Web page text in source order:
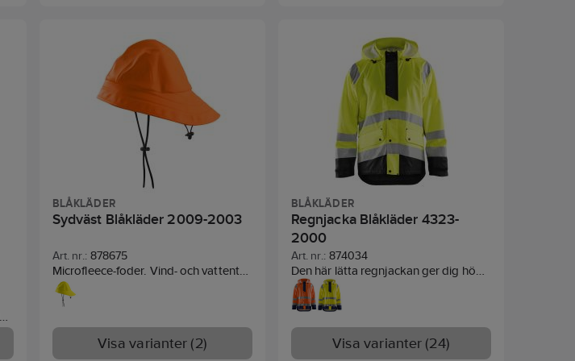
BLÅKLÄDER
Sydväst Blåkläder 2009-2003
Art. nr.: 878675
Microfleece-foder. Vind- och vattentät
med svetsade sömmar. Extra skydd i
nacke med dragsko och justerbar
Visa varianter (2)
BLÅKLÄDER
Regnjacka Blåkläder 4323-
2000
Art. nr.: 874034
Den här lätta regnjackan ger dig hög
visibilitet på arbetsplatsen när blött
väder och dålig sikt kan göra
arbetsförhållandena besvärliga.
Materialet är starkt och tåligt trots sin
lätthet samt vind- och vattentätt med
Visa varianter (24)